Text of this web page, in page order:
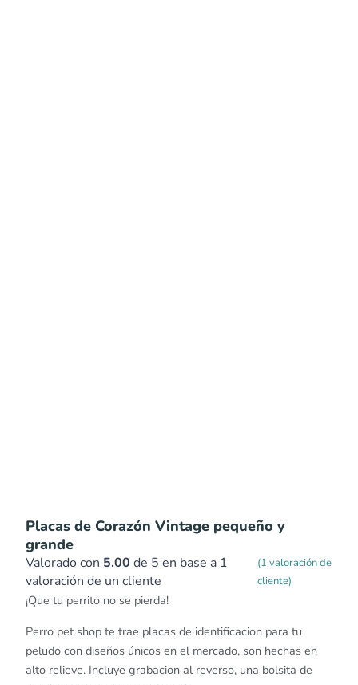
Placas de Corazón Vintage pequeño y
grande
Valorado con 5.00 de 5 en base a 1
valoración de un cliente
(1 valoración de
cliente)
¡Que tu perrito no se pierda!
Perro pet shop te trae placas de identificacion para tu
peludo con diseños únicos en el mercado, son hechas en
alto relieve. Incluye grabacion al reverso, una bolsita de